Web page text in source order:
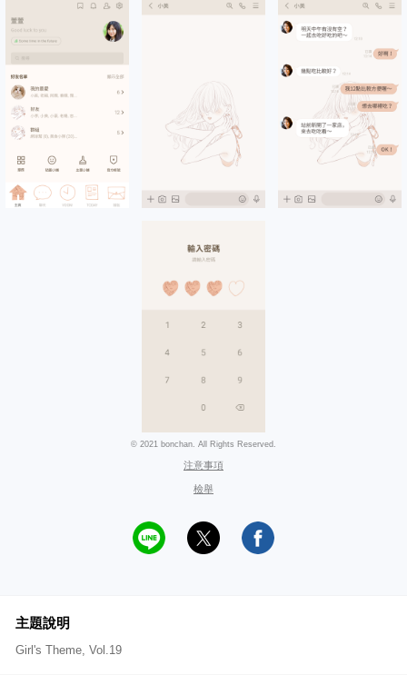
© 2021 bonchan. All Rights Reserved.
注意事項
檢舉
主題說明
Girl's Theme, Vol.19